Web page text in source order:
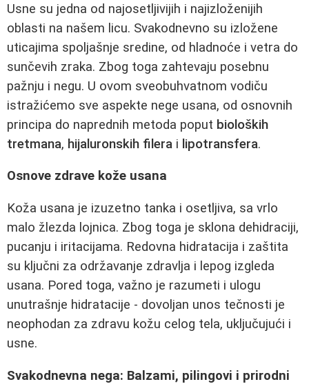
Usne su jedna od najosetljivijih i najizloženijih
oblasti na našem licu. Svakodnevno su izložene
uticajima spoljašnje sredine, od hladnoće i vetra do
sunčevih zraka. Zbog toga zahtevaju posebnu
pažnju i negu. U ovom sveobuhvatnom vodiču
istražićemo sve aspekte nege usana, od osnovnih
principa do naprednih metoda poput bioloških
tretmana, hijaluronskih filera i lipotransfera.
Osnove zdrave kože usana
Koža usana je izuzetno tanka i osetljiva, sa vrlo
malo žlezda lojnica. Zbog toga je sklona dehidraciji,
pucanju i iritacijama. Redovna hidratacija i zaštita
su ključni za održavanje zdravlja i lepog izgleda
usana. Pored toga, važno je razumeti i ulogu
unutrašnje hidratacije - dovoljan unos tečnosti je
neophodan za zdravu kožu celog tela, uključujući i
usne.
Svakodnevna nega: Balzami, pilingovi i prirodni